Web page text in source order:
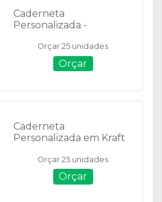
Caderneta
Personalizada -
14,3 X 21,1 cm - Folhas
Pautadas
Orçar 25 unidades
Orçar
Caderneta
Personalizada em Kraft
Orçar 25 unidades
Orçar